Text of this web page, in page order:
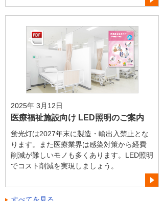
2025年 3月12日
医療福祉施設向け LED照明のご案内
蛍光灯は2027年末に製造・輸出入禁止とな
ります。また医療業界は感染対策から経費
削減が難しいモノも多くあります。LED照明
でコスト削減を実現しましょう。
すべてを見る